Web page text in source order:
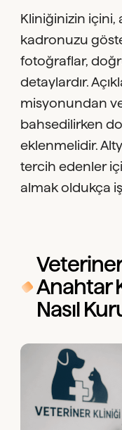
Kliniğinizin içini,
kadronuzu
fotoğraflar,
detaylardır.
misyonundan
bahsedilirken
eklenmelidir.
tercih edenler
almak oldukça
Anahtar
Nasıl